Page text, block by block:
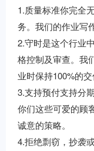
1.质量标准你完全
务。我们的作业写
2.守时是这个行业
格控制及审查。我
业时保持100%的交
3.支持预付支持分
你们这些可爱的顾
诚意的策略。
4.拒绝剽窃，抄袭